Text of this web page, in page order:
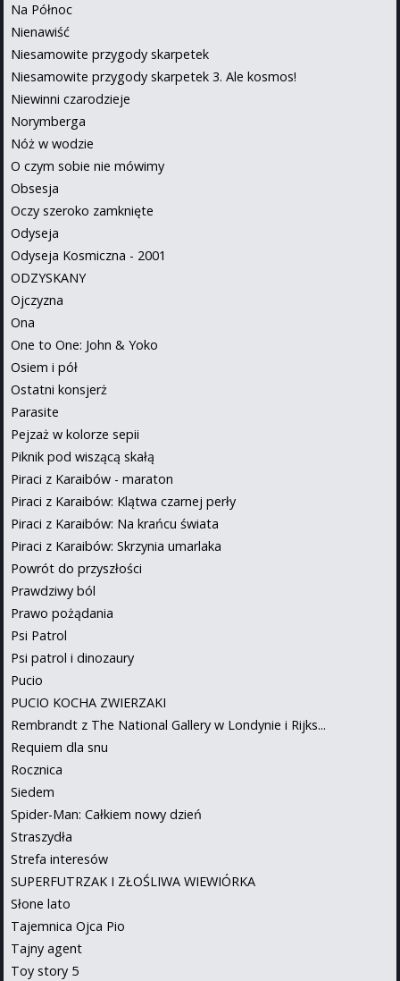
Na Północ
Nienawiść
Niesamowite przygody skarpetek
Niesamowite przygody skarpetek 3. Ale kosmos!
Niewinni czarodzieje
Norymberga
Nóż w wodzie
O czym sobie nie mówimy
Obsesja
Oczy szeroko zamknięte
Odyseja
Odyseja Kosmiczna - 2001
ODZYSKANY
Ojczyzna
Ona
One to One: John & Yoko
Osiem i pół
Ostatni konsjerż
Parasite
Pejzaż w kolorze sepii
Piknik pod wiszącą skałą
Piraci z Karaibów - maraton
Piraci z Karaibów: Klątwa czarnej perły
Piraci z Karaibów: Na krańcu świata
Piraci z Karaibów: Skrzynia umarlaka
Powrót do przyszłości
Prawdziwy ból
Prawo pożądania
Psi Patrol
Psi patrol i dinozaury
Pucio
PUCIO KOCHA ZWIERZAKI
Rembrandt z The National Gallery w Londynie i Rijks...
Requiem dla snu
Rocznica
Siedem
Spider-Man: Całkiem nowy dzień
Straszydła
Strefa interesów
SUPERFUTRZAK I ZŁOŚLIWA WIEWIÓRKA
Słone lato
Tajemnica Ojca Pio
Tajny agent
Toy story 5